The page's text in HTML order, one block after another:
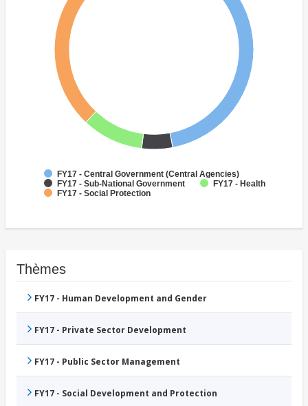
FY17 - Central Government (Central Agencies)
FY17 - Sub-National Government
FY17 - Health
FY17 - Social Protection
Thèmes
FY17 - Human Development and Gender
FY17 - Private Sector Development
FY17 - Public Sector Management
FY17 - Social Development and Protection